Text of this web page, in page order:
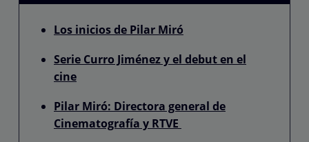
Los inicios de Pilar Miró
Serie Curro Jiménez y el debut en el
cine
Pilar Miró: Directora general de
Cinematografía y RTVE